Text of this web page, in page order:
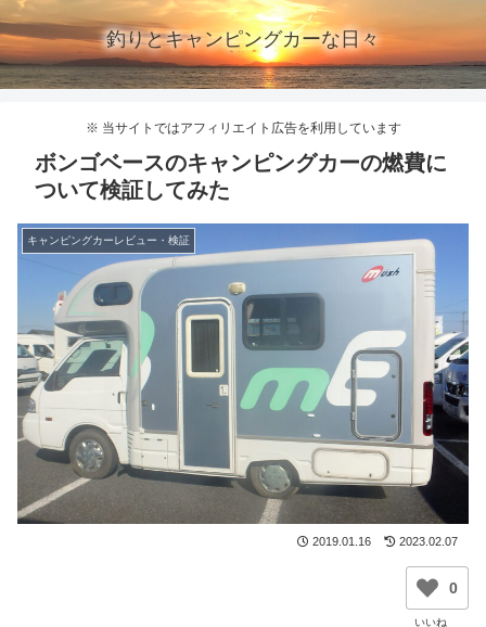
釣りとキャンピングカーな日々
※ 当サイトではアフィリエイト広告を利用しています
ボンゴベースのキャンピングカーの燃費に
ついて検証してみた
キャンピングカーレビュー・検証
2019.01.16 2023.02.07
0